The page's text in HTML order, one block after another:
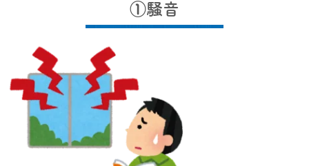
①騒音